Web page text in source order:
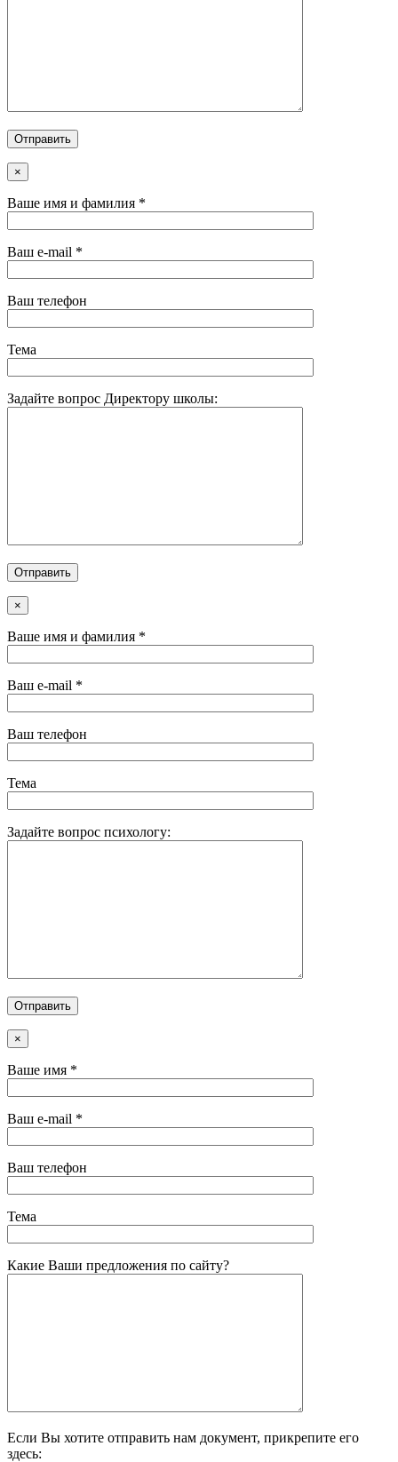
×
Ваше имя и фамилия *
Ваш e-mail *
Ваш телефон
Тема
Задайте вопрос Директору школы:
×
Ваше имя и фамилия *
Ваш e-mail *
Ваш телефон
Тема
Задайте вопрос психологу:
×
Ваше имя *
Ваш e-mail *
Ваш телефон
Тема
Какие Ваши предложения по сайту?
Если Вы хотите отправить нам документ, прикрепите его
здесь: